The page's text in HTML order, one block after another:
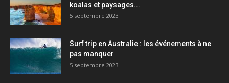
koalas et paysages...
5 septembre 2023
Surf trip en Australie : les événements à ne
pas manquer
5 septembre 2023